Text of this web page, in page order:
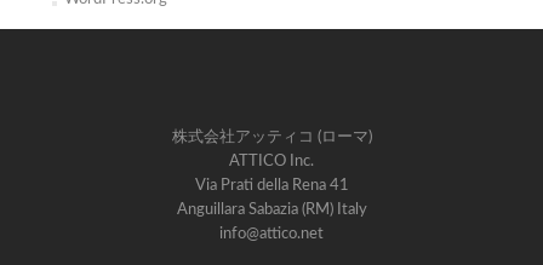
株式会社アッティコ (ローマ)
ATTICO Inc.
Via Prati della Rena 41
Anguillara Sabazia (RM) Italy
info@attico.net